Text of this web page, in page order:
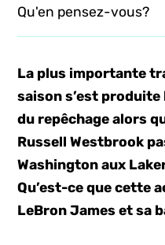
Qu'en pensez-vous?
La plus importante
saison s’est
du repêchage alors
Russell Westbrook
Washington aux
Qu’est-ce que cette
LeBron James et sa